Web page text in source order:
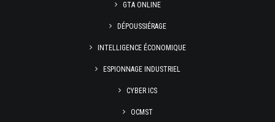
GTA ONLINE
DÉPOUSSIÉRAGE
INTELLIGENCE ÉCONOMIQUE
ESPIONNAGE INDUSTRIEL
CYBER ICS
OCMST